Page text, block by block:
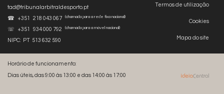
Termos de utilização
Cookies
Mapa do site
tad@tribunalarbitraldesporto.pt
☎ +351 218 043 067
(chamada para a rede fixa nacional)
☏ +351 934 000 792 (chamada para a móvel nacional)
NIPC: PT 513 632 590
Horário de funcionamento:
Dias úteis, das 9:00 às 13:00 e das 14:00 às 17:00